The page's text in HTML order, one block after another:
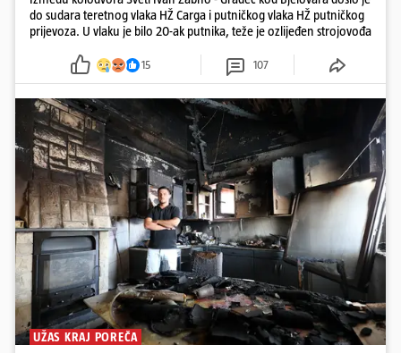
do sudara teretnog vlaka HŽ Carga i putničkog vlaka HŽ putničkog
prijevoza. U vlaku je bilo 20-ak putnika, teže je ozlijeđen strojovođa
15 107
UŽAS KRAJ POREČA